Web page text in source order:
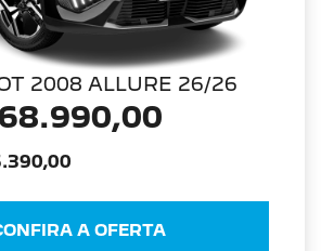
2008 ALLURE 26/26
A OFERTA